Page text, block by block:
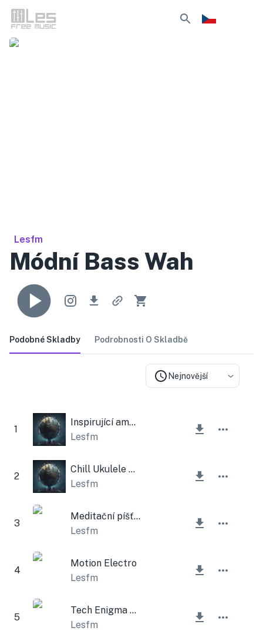
Lesfm
Módní Bass Wah
Podobné Skladby Podrobnosti O Skladbě
Nejnovější
1
Inspirující ambientní lampa
Lesfm
2
Chill Ukulele A Akustická Kytara
Lesfm
3
Meditační píšťalka Ambient
Lesfm
4
Motion Electro
Lesfm
5
Tech Enigma Kit
Lesfm